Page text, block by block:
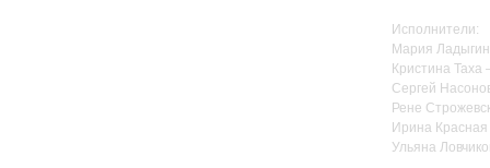
Исполнители:
Мария
Кристина Таха
Сергей
Рене
Ирина Красная
Ульяна